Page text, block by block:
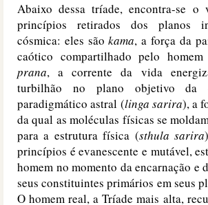
Abaixo dessa tríade, encontra-se o
princípios retirados dos planos
cósmica: eles sãokama, a força da
caótico compartilhado pelo
prana, a corrente da vida
turbilhão no plano objetivo da
paradigmático astral (linga sarira), a
da qual as moléculas físicas se
para a estrutura física (sthula sarira
princípios é evanescente e mutável,
homem no momento da encarnação e
seus constituintes primários em seus
O homem real, a Tríade mais alta,